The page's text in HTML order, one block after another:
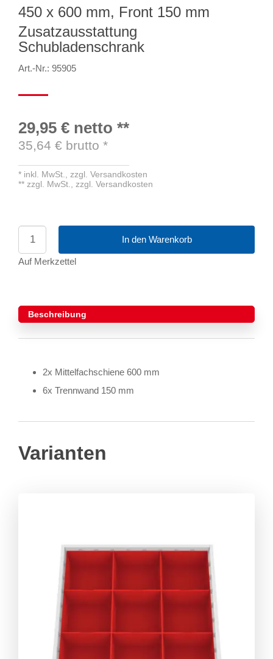
450 x 600 mm, Front 150 mm
Zusatzausstattung
Schubladenschrank
Art.-Nr.: 95905
29,95 € netto **
35,64 € brutto *
* inkl. MwSt., zzgl. Versandkosten
** zzgl. MwSt., zzgl. Versandkosten
In den Warenkorb
Auf Merkzettel
Beschreibung
2x Mittelfachschiene 600 mm
6x Trennwand 150 mm
Varianten